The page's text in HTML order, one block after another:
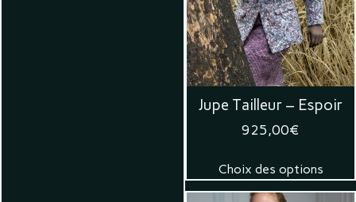
Jupe Tailleur – Espoir
925,00€
Choix des options